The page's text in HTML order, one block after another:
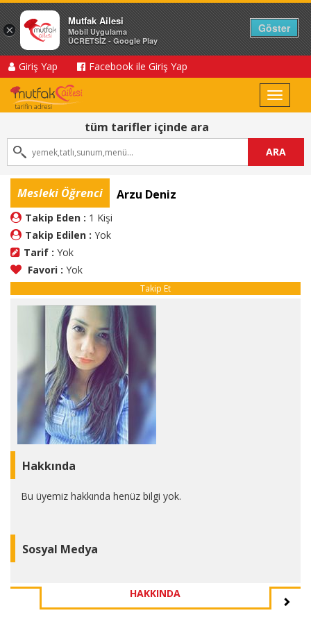
Giriş Yap Facebook ile Giriş Yap
Toggle
tüm tarifler içinde ara
ARA
Mesleki Öğrenci Arzu Deniz
Takip Eden : 1 Kişi
Takip Edilen : Yok
Tarif : Yok
Favori : Yok
Takip Et
Hakkında
Bu üyemiz hakkında henüz bilgi yok.
Sosyal Medya
HAKKINDA
×
Mutfak Ailesi
Mobil Uygulama
ÜCRETSİZ - Google Play
Göster